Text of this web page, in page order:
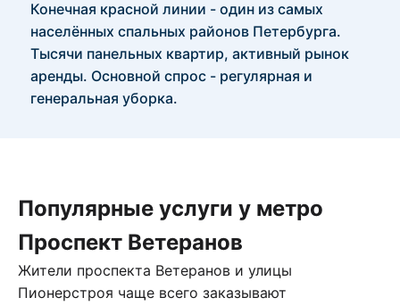
Конечная красной линии - один из самых
населённых спальных районов Петербурга.
Тысячи панельных квартир, активный рынок
аренды. Основной спрос - регулярная и
генеральная уборка.
Популярные услуги у метро
Проспект Ветеранов
Жители проспекта Ветеранов и улицы
Пионерстроя чаще всего заказывают